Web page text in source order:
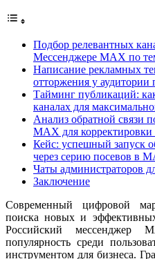
Подбор релевантных
Мессенджере MAX по
Написание рекламных
отторжения у
Тайминг публикаций:
каналах для
Анализ обратной связи
MAX для корректировки
Кейс: успешный запуск
через серию посевов в
Чаты администраторов
Заключение
Современный цифровой
поиска новых и
Российский мессенджер
популярность среди
инструментом для бизнеса.